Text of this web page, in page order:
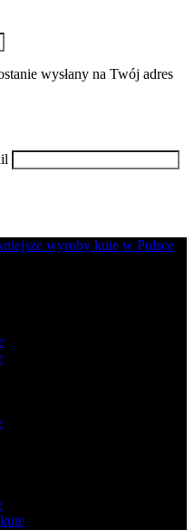
wysłany na Twój adres